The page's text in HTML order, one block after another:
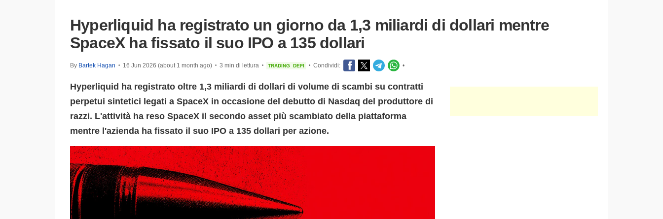
Hyperliquid ha registrato un giorno da 1,3 miliardi di dollari mentre
SpaceX ha fissato il suo IPO a 135 dollari
By Bartek Hagan • 16 Jun 2026 (about 1 month ago) • 3 min di lettura • TRADING DEFI • Condividi: •
Hyperliquid ha registrato oltre 1,3 miliardi di dollari di volume di scambi su contratti
perpetui sintetici legati a SpaceX in occasione del debutto di Nasdaq del produttore di
razzi. L'attività ha reso SpaceX il secondo asset più scambiato della piattaforma
mentre l'azienda ha fissato il suo IPO a 135 dollari per azione.